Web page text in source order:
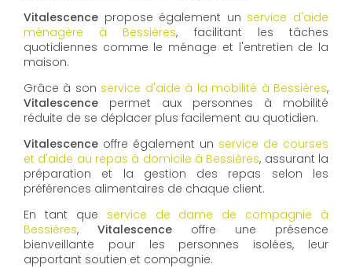
Vitalescence propose également un service d'aide
ménagère à Bessières, facilitant les tâches
quotidiennes comme le ménage et l'entretien de la
maison.
Grâce à son service d'aide à la mobilité à Bessières,
Vitalescence permet aux personnes à mobilité
réduite de se déplacer plus facilement au quotidien.
Vitalescence offre également un service de courses
et d'aide au repas à domicile à Bessières, assurant la
préparation et la gestion des repas selon les
préférences alimentaires de chaque client.
En tant que service de dame de compagnie à
Bessières, Vitalescence offre une présence
bienveillante pour les personnes isolées, leur
apportant soutien et compagnie.